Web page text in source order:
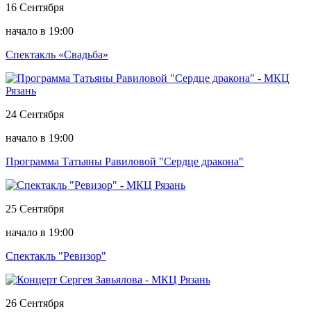
16 Сентября
начало в 19:00
Спектакль «Свадьба»
24 Сентября
начало в 19:00
Программа Татьяны Равиловой "Сердце дракона"
25 Сентября
начало в 19:00
Спектакль "Ревизор"
26 Сентября